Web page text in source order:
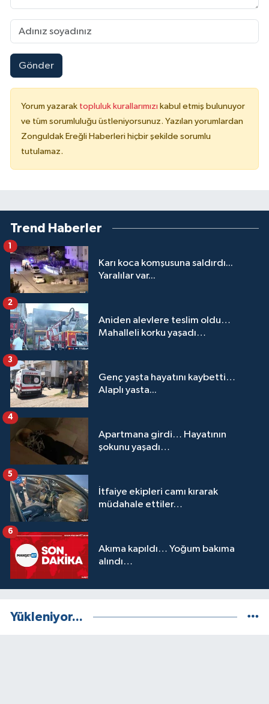
Gönder
Yorum yazarak topluluk kurallarımızı kabul etmiş bulunuyor
ve tüm sorumluluğu üstleniyorsunuz. Yazılan yorumlardan
Zonguldak Ereğli Haberleri hiçbir şekilde sorumlu
tutulamaz.
Trend Haberler
Karı koca komşusuna saldırdı...
Yaralılar var...
1
Aniden alevlere teslim oldu…
Mahalleli korku yaşadı…
2
Genç yaşta hayatını kaybetti…
Alaplı yasta...
3
Apartmana girdi… Hayatının
şokunu yaşadı…
4
İtfaiye ekipleri camı kırarak
müdahale ettiler…
5
Akıma kapıldı… Yoğum bakıma
alındı…
6
Yükleniyor...